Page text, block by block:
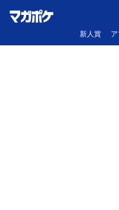
新人賞 ア